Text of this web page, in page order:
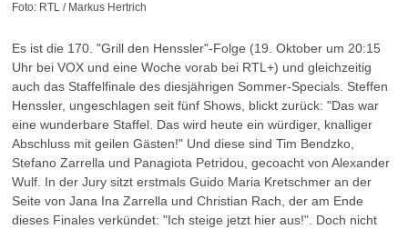
Foto: RTL / Markus Hertrich
Es ist die 170. "Grill den Henssler"-Folge (19. Oktober um 20:15
Uhr bei VOX und eine Woche vorab bei RTL+) und gleichzeitig
auch das Staffelfinale des diesjährigen Sommer-Specials. Steffen
Henssler, ungeschlagen seit fünf Shows, blickt zurück: "Das war
eine wunderbare Staffel. Das wird heute ein würdiger, knalliger
Abschluss mit geilen Gästen!" Und diese sind Tim Bendzko,
Stefano Zarrella und Panagiota Petridou, gecoacht von Alexander
Wulf. In der Jury sitzt erstmals Guido Maria Kretschmer an der
Seite von Jana Ina Zarrella und Christian Rach, der am Ende
dieses Finales verkündet: "Ich steige jetzt hier aus!". Doch nicht